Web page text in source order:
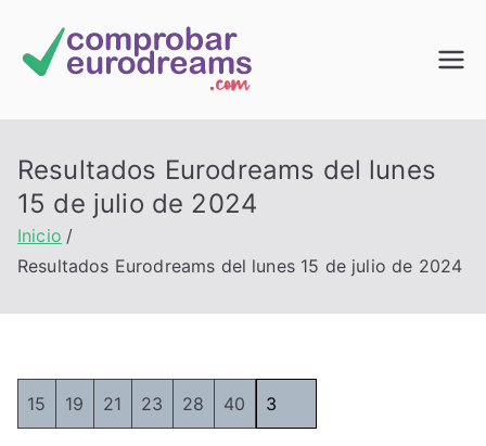
contenido
Comprob
ms
Resultados Eurodreams del lunes
15 de julio de 2024
Inicio
Resultados Eurodreams del lunes 15 de julio de 2024
15 19 21 23 28 40 3